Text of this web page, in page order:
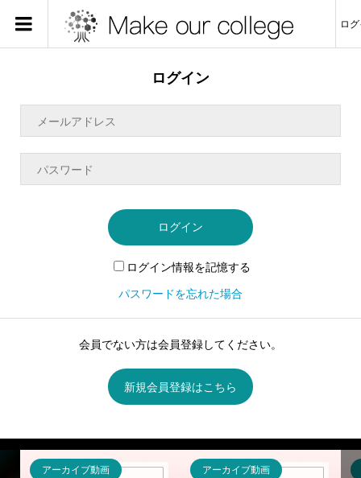
ロ
ログイン
ログイン
ログイン情報を記憶する
パスワードを忘れた場合
会員でない方は会員登録してください。
新規会員登録はこちら
アーカイブ動画 アーカイブ動画